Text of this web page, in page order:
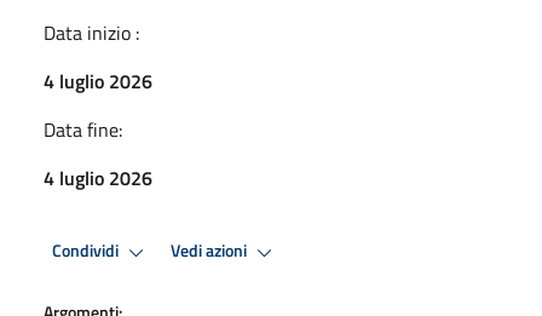
Data inizio :
4 luglio 2026
Data fine:
4 luglio 2026
Condividi Vedi azioni